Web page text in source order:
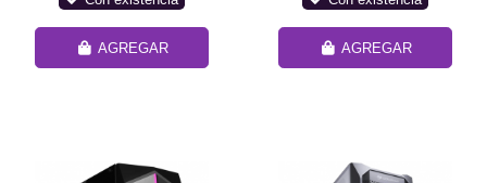
AGREGAR AGREGAR